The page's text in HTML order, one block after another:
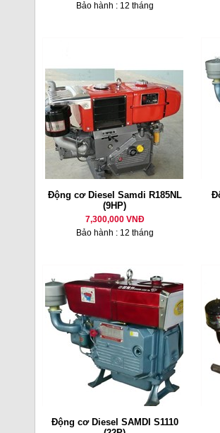
Bảo hành : 12 tháng
Động cơ Diesel Samdi R185NL
(9HP)
7,300,000 VNĐ
Bảo hành : 12 tháng
Động cơ Diesel SAMDI S1110